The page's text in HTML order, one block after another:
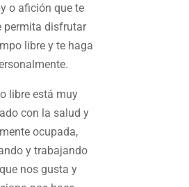
o afición que te
permita disfrutar
libre y te haga
libre está muy
con la salud y
ocupada,
y trabajando
nos gusta y